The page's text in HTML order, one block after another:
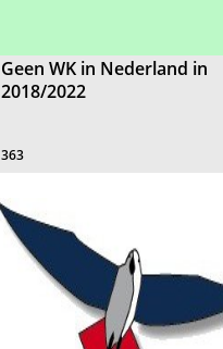
Geen WK in Nederland in
2018/2022
363